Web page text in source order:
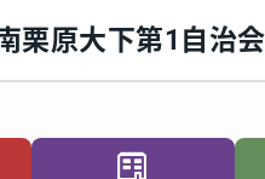
栗原大下第1自治会